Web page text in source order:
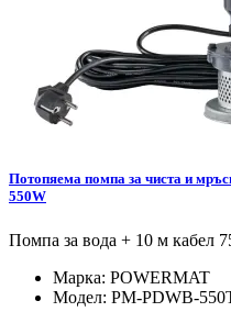
Потопяема помпа за чиста и
550W
Помпа за вода + 10 м кабел
Марка: POWERMAT
Модел: PM-PDWB-